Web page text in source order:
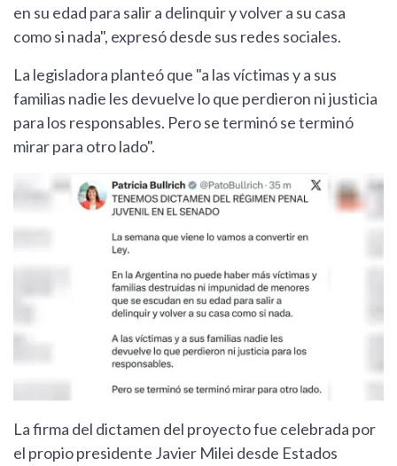
en su edad para salir a delinquir y volver a su casa
como si nada", expresó desde sus redes sociales.
La legisladora planteó que "a las víctimas y a sus
familias nadie les devuelve lo que perdieron ni justicia
para los responsables. Pero se terminó se terminó
mirar para otro lado".
La firma del dictamen del proyecto fue celebrada por
el propio presidente Javier Milei desde Estados